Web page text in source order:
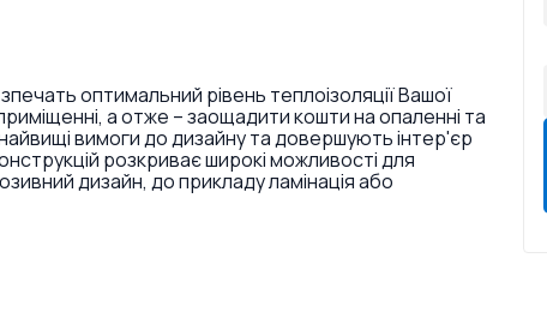
оптимальний рівень теплоізоляції Вашої
а отже – заощадити кошти на опаленні та
вимоги до дизайну та довершують інтер'єр
розкриває широкі можливості для
дизайн, до прикладу ламінація або